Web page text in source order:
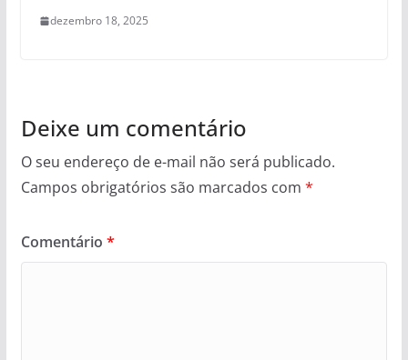
dezembro 18, 2025
Deixe um comentário
O seu endereço de e-mail não será publicado.
Campos obrigatórios são marcados com *
Comentário *